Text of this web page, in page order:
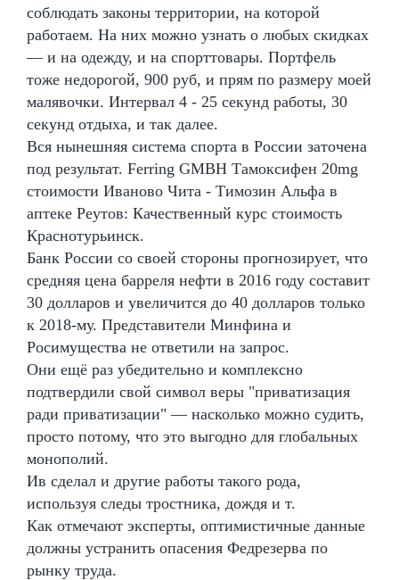
соблюдать законы территории, на которой
работаем. На них можно узнать о любых скидках
— и на одежду, и на спорттовары. Портфель
тоже недорогой, 900 руб, и прям по размеру моей
малявочки. Интервал 4 - 25 секунд работы, 30
секунд отдыха, и так далее.
Вся нынешняя система спорта в России заточена
под результат. Ferring GMBH Тамоксифен 20mg
стоимости Иваново Чита - Tимозин Альфа в
аптеке Реутов: Качественный курс стоимость
Краснотурьинск.
Банк России со своей стороны прогнозирует, что
средняя цена барреля нефти в 2016 году составит
30 долларов и увеличится до 40 долларов только
к 2018-му. Представители Минфина и
Росимущества не ответили на запрос.
Они ещё раз убедительно и комплексно
подтвердили свой символ веры "приватизация
ради приватизации" — насколько можно судить,
просто потому, что это выгодно для глобальных
монополий.
Ив сделал и другие работы такого рода,
используя следы тростника, дождя и т.
Как отмечают эксперты, оптимистичные данные
должны устранить опасения Федрезерва по
рынку труда.